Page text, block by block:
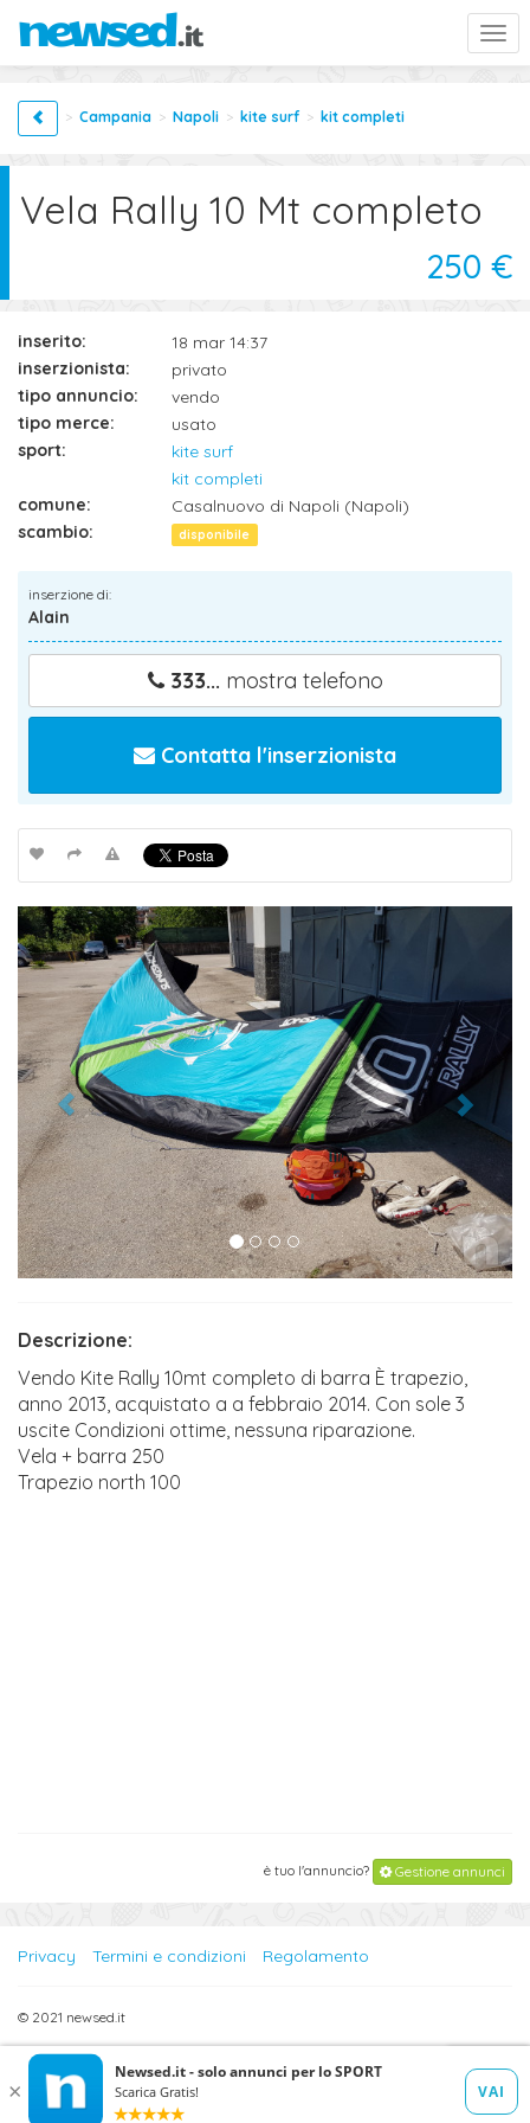
Campania Napoli kite surf kit completi
Vela Rally 10 Mt completo
250 €
inserito:
18 mar 14:37
inserzionista:
privato
tipo annuncio:
vendo
tipo merce:
usato
sport:
kite surf
kit completi
comune:
Casalnuovo di Napoli (Napoli)
scambio:
disponibile
inserzione di:
Alain
333... mostra telefono
Contatta l'inserzionista
Descrizione:
Vendo Kite Rally 10mt completo di barra È trapezio,
anno 2013, acquistato a a febbraio 2014. Con sole 3
uscite Condizioni ottime, nessuna riparazione.
Vela + barra 250
Trapezio north 100
è tuo l'annuncio? Gestione annunci
Privacy Termini e condizioni Regolamento
© 2021 newsed.it